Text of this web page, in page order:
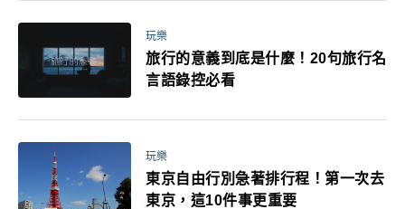
玩樂
旅行的意義到底是什麼！20句旅行名
言語錄控必看
玩樂
東京自由行別急著排行程！第一次去
東京，這10件事更重要